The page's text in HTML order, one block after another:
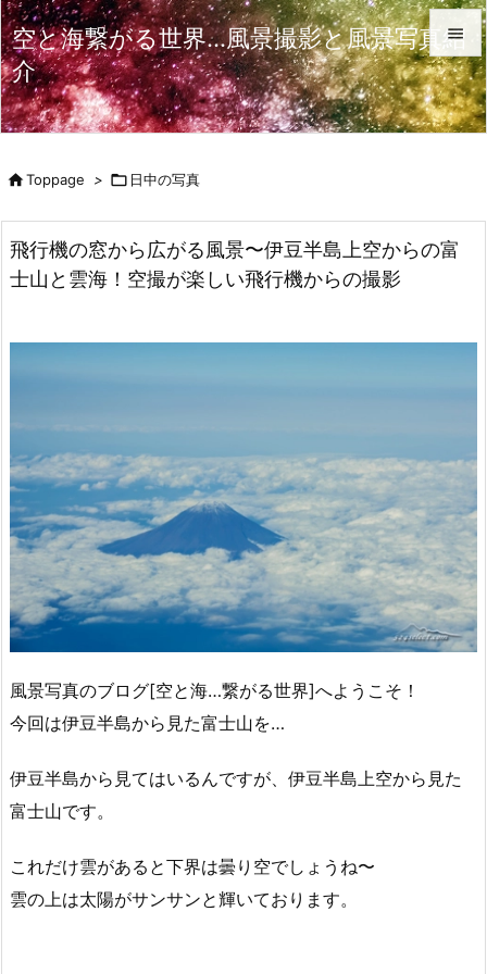
空と海繋がる世界…風景撮影と風景写真紹
介


メニュ


Toppage >  日中の写真
飛行機の窓から広がる風景〜伊豆半島上空からの富
士山と雲海！空撮が楽しい飛行機からの撮影
風景写真のブログ[空と海…繋がる世界]へようこそ！
今回は伊豆半島から見た富士山を…
伊豆半島から見てはいるんですが、伊豆半島上空から見た
富士山です。
これだけ雲があると下界は曇り空でしょうね〜
雲の上は太陽がサンサンと輝いております。